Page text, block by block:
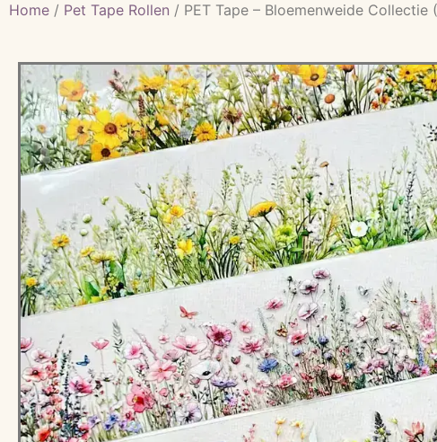
Home / Pet Tape Rollen / PET Tape – Bloemenweide Collectie